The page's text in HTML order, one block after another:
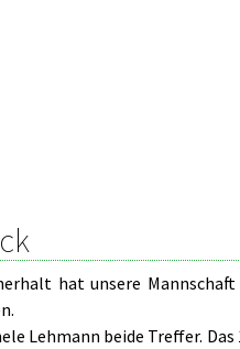
hat unsere
Lehmann beide Treffer.